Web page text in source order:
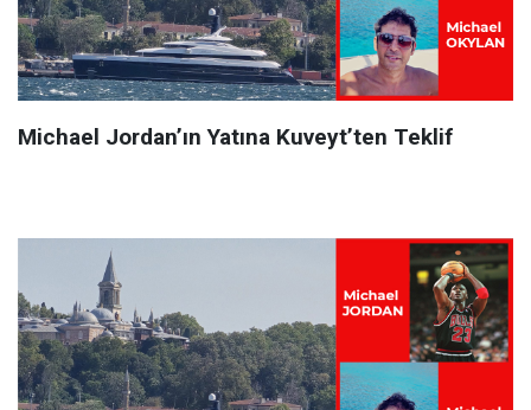
Michael Jordan’ın Yatına Kuveyt’ten Teklif